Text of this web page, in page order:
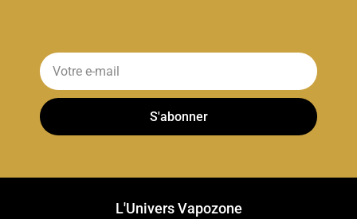
S'abonner
L'Univers Vapozone